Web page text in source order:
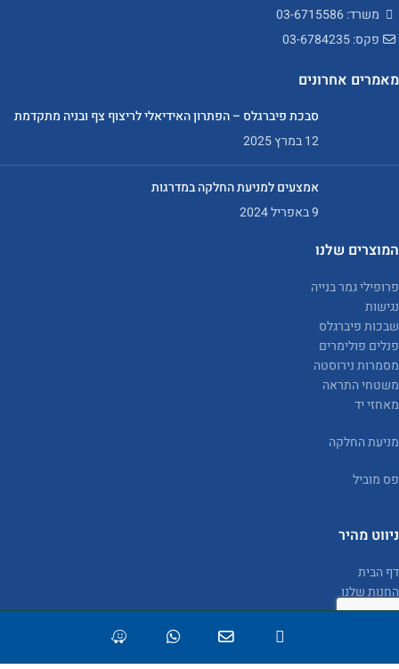
משרד: 03-6715586
פקס: 03-6784235
מאמרים אחרונים
סבכת פיברגלס – הפתרון האידיאלי לריצוף צף ובניה מתקדמת
12 במרץ 2025
אמצעים למניעת החלקה במדרגות
9 באפריל 2024
המוצרים שלנו
פרופילי גמר בנייה
נגישות
שבכות פיברגלס
פנלים פולימרים
מסמרות נירוסטה
משטחי התראה
מאחזי יד
מניעת החלקה
פס מוביל
ניווט מהיר
דף הבית
החנות שלנו
פרוייקטים